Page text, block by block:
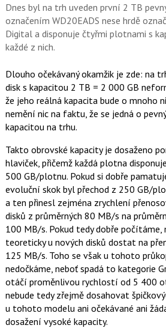
Dnes byl na trh uveden první 2 TB
označením WD20EADS nese hrdě
Digital a disponuje čtyřmi plotnami s
každé z nich.
Dlouho očekávaný okamžik je zde: na
disk s kapacitou 2 TB = 2 000 GB
že jeho reálná kapacita bude o mnoho
nemění nic na faktu, že se jedná o
kapacitou na trhu.
Takto obrovské kapacity je dosaženo
hlaviček, přičemž každá plotna
500 GB/plotnu. Pokud si dobře
evoluční skok byl přechod z 250 GB/
a ten přinesl zejména zrychlení
disků z průměrných 80 MB/s na
100 MB/s. Pokud tedy dobře počítáme,
teoreticky u nových disků dostat na
125 MB/s. Toho se však u tohoto
nedočkáme, neboť spadá to kategorie
otáčí proměnlivou rychlostí od 5 400
nebude tedy zřejmě dosahovat
u tohoto modelu ani očekávané ani
dosažení vysoké kapacity.